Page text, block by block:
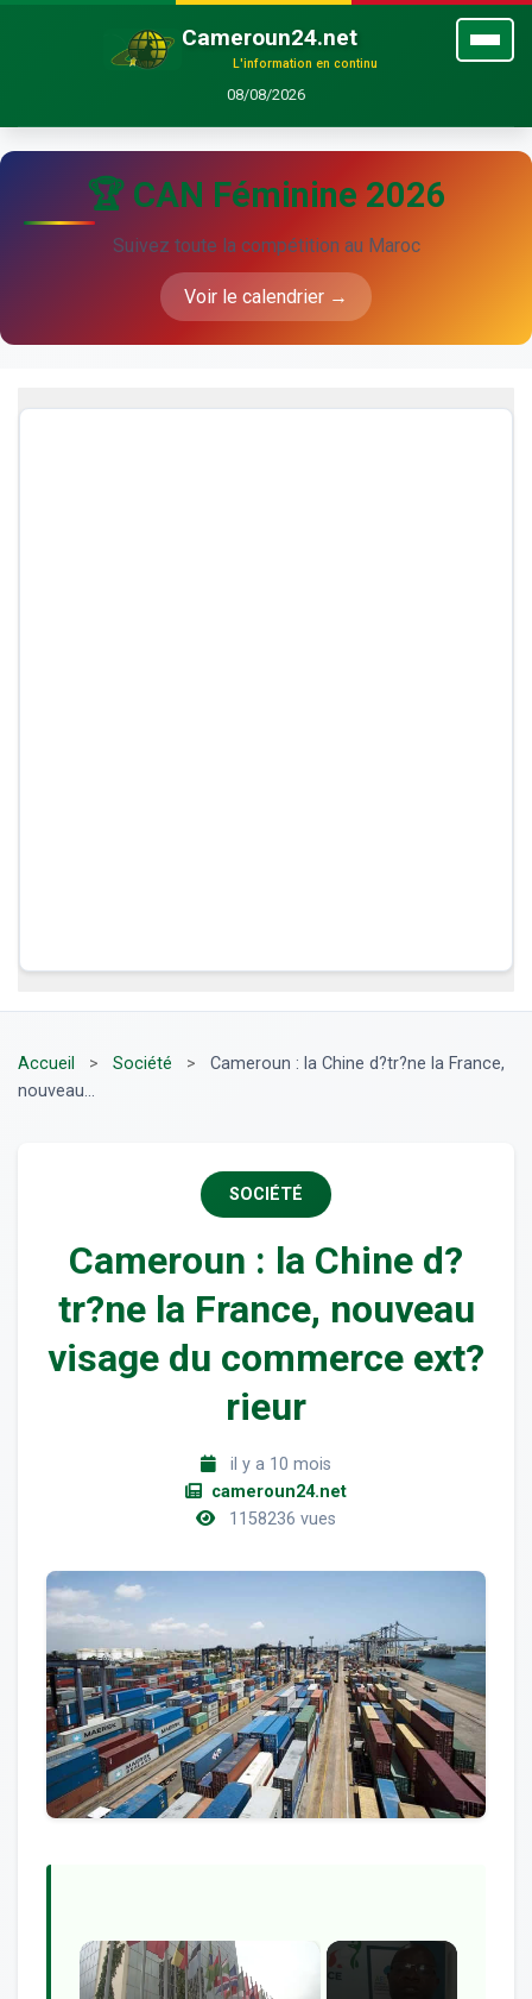
Cameroun24.net
L'information en continu
08/08/2026
🏆 CAN Féminine 2026
Suivez toute la compétition au Maroc
Voir le calendrier →
Accueil > Société >
Cameroun : la Chine d?tr?ne la France,
nouveau...
SOCIÉTÉ
Cameroun : la Chine d?
tr?ne la France, nouveau
visage du commerce ext?
rieur
il y a 10 mois
cameroun24.net
1158236 vues